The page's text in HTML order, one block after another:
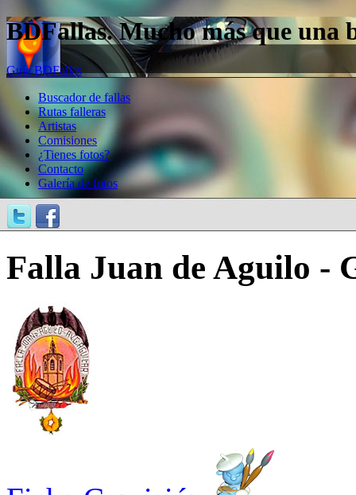
BDFallas. Mucho más que una
Guía BDFallas
Buscador de fallas
Rutas falleras
Artistas
Comisiones
¿Tienes fotos?
Contacto
Galería de fotos
Falla Juan de Aguilo -